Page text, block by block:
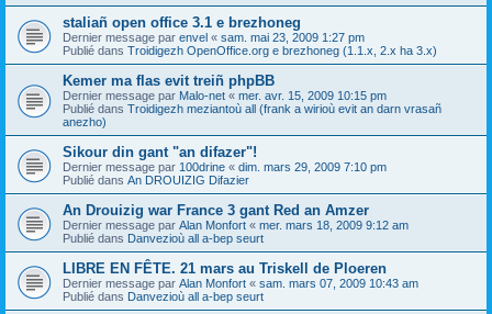
staliañ open office 3.1 e brezhoneg
Dernier message par envel « sam. mai 23, 2009 1:27 pm
Publié dans Troidigezh OpenOffice.org e brezhoneg (1.1.x, 2.x ha 3.x)
Kemer ma flas evit treiñ phpBB
Dernier message par Malo-net « mer. avr. 15, 2009 10:15 pm
Publié dans Troidigezh meziantoù all (frank a wirioù evit an darn vrasañ
anezho)
Sikour din gant "an difazer"!
Dernier message par 100drine « dim. mars 29, 2009 7:10 pm
Publié dans An DROUIZIG Difazier
An Drouizig war France 3 gant Red an Amzer
Dernier message par Alan Monfort « mer. mars 18, 2009 9:12 am
Publié dans Danvezioù all a-bep seurt
LIBRE EN FÊTE. 21 mars au Triskell de Ploeren
Dernier message par Alan Monfort « sam. mars 07, 2009 10:43 am
Publié dans Danvezioù all a-bep seurt